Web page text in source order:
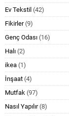
Ev Tekstil (42)
Fikirler(9)
Genç Odası (16)
Halı (2)
ikea (1)
İnşaat (4)
Mutfak (97)
Nasıl Yapılır(8)